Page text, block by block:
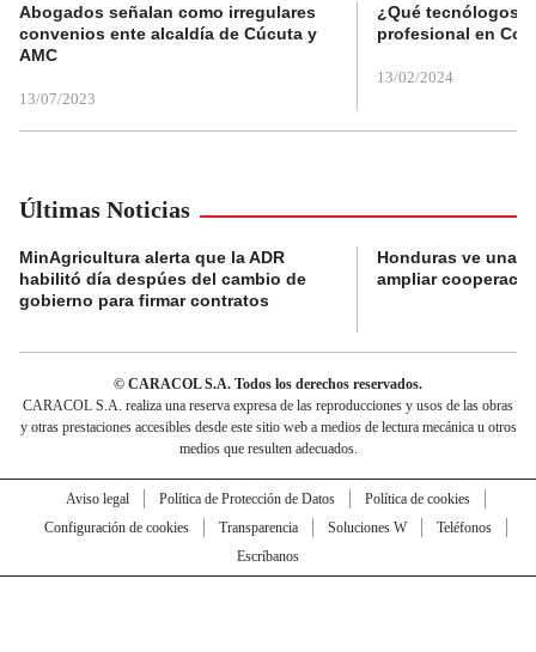
Abogados señalan como irregulares
convenios ente alcaldía de Cúcuta y
AMC
13/07/2023
¿Qué tecnólogos
profesional en
13/02/2024
Últimas Noticias
MinAgricultura alerta que la ADR
habilitó día despúes del cambio de
gobierno para firmar contratos
Honduras ve una
ampliar
© CARACOL S.A. Todos los derechos reservados.
CARACOL S.A. realiza una reserva expresa de las reproducciones y usos de las obras
y otras prestaciones accesibles desde este sitio web a medios de lectura mecánica u otros
medios que resulten adecuados.
Aviso legal Política de Protección de Datos
Política de cookies
Configuración de cookies
Transparencia Soluciones W
Teléfonos
Escríbanos